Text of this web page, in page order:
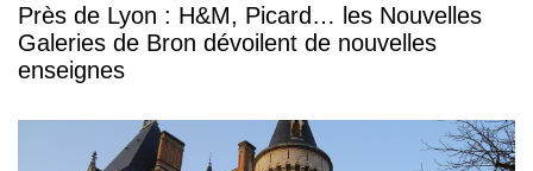
Près de Lyon : H&M, Picard… les Nouvelles
Galeries de Bron dévoilent de nouvelles
enseignes